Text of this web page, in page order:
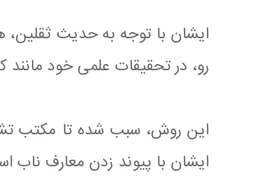
ایشان با توجه به حدیث
رو، در تحقیقات علمی خود مانند
این روش، سبب شده تا مکتب
ایشان با پیوند زدن معارف ناب